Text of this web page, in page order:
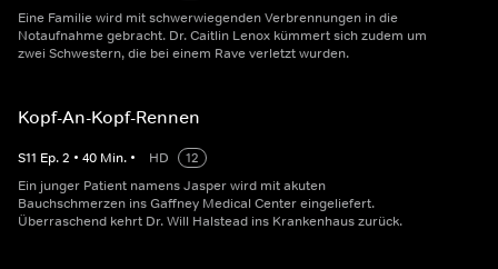
Eine Familie wird mit schwerwiegenden Verbrennungen in die
Notaufnahme gebracht. Dr. Caitlin Lenox kümmert sich zudem um
zwei Schwestern, die bei einem Rave verletzt wurden.
Kopf-An-Kopf-Rennen
S11 Ep.2 • 40 Min. • HD
12
Ein junger Patient namens Jasper wird mit akuten
Bauchschmerzen ins Gaffney Medical Center eingeliefert.
Überraschend kehrt Dr. Will Halstead ins Krankenhaus zurück.